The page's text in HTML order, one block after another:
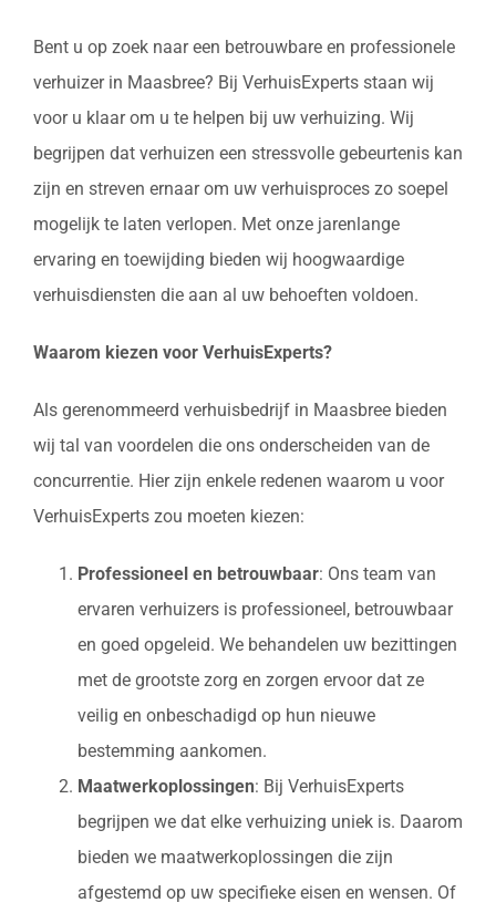
Bent u op zoek naar een betrouwbare en professionele
verhuizer in Maasbree? Bij VerhuisExperts staan wij
voor u klaar om u te helpen bij uw verhuizing. Wij
begrijpen dat verhuizen een stressvolle gebeurtenis kan
zijn en streven ernaar om uw verhuisproces zo soepel
mogelijk te laten verlopen. Met onze jarenlange
ervaring en toewijding bieden wij hoogwaardige
verhuisdiensten die aan al uw behoeften voldoen.
Waarom kiezen voor VerhuisExperts?
Als gerenommeerd verhuisbedrijf in Maasbree bieden
wij tal van voordelen die ons onderscheiden van de
concurrentie. Hier zijn enkele redenen waarom u voor
VerhuisExperts zou moeten kiezen:
Professioneel en betrouwbaar: Ons team van
ervaren verhuizers is professioneel, betrouwbaar
en goed opgeleid. We behandelen uw bezittingen
met de grootste zorg en zorgen ervoor dat ze
veilig en onbeschadigd op hun nieuwe
bestemming aankomen.
Maatwerkoplossingen: Bij VerhuisExperts
begrijpen we dat elke verhuizing uniek is. Daarom
bieden we maatwerkoplossingen die zijn
afgestemd op uw specifieke eisen en wensen. Of